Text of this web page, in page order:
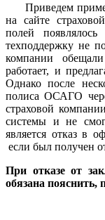
Приведем
на сайте
полей
техподдержку
компании
работает, и
Однако после
полиса ОСАГО
страховой
системы и не
является отказ в
если был получен
При отказе от
обязана пояснить,